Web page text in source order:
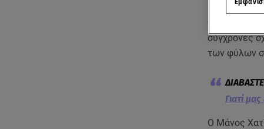
Στον
σύγχρονες
των φύλων
Γιατί
Ο Μάνος